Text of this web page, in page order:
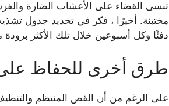
تنسى القضاء على الأعشاب الضارة
مختبئة. أخيرًا ، فكر في تحديد جدول
دفئًا وكل أسبوعين خلال تلك الأكثر برودة
طرق أخرى للحفاظ على
على الرغم من أن القص المنتظم والتنظيف